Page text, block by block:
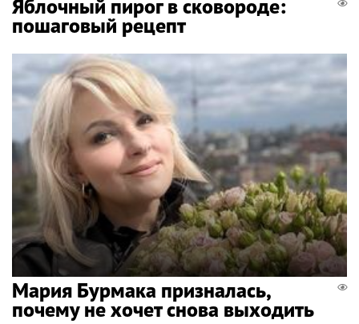
Яблочный пирог в сковороде:
пошаговый рецепт
Мария Бурмака призналась,
почему не хочет снова выходить